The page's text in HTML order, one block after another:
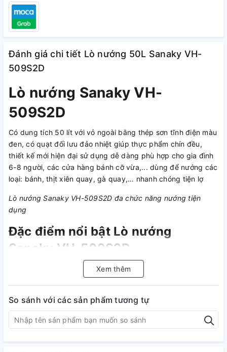
Đánh giá chi tiết Lò nướng 50L Sanaky VH-
509S2D
Lò nướng Sanaky VH-
509S2D
Có dung tích 50 lít với vỏ ngoài bằng thép sơn tĩnh điện màu
đen, có quạt đối lưu đảo nhiệt giúp thực phẩm chín đều,
thiết kế mới hiện đại sử dụng dễ dàng phù hợp cho gia đình
6-8 người, các cửa hàng bánh cỡ vừa,... dùng để nướng các
loại: bánh, thịt xiên quay, gà quay,… nhanh chóng tiện lợ
Lò nướng Sanaky VH-509S2D đa chức năng nướng tiện
dụng
Đặc điểm nổi bật Lò nướng
Sanaky VH-509S2D
- Thiết kế mới hiện đại phù hợp cho mọi không gian bếp.
- Dung tích 50 lít với chất liệu vỏ lò bằng thép sơn tĩnh điện
màu đen
- Có quạt đối lưu đảo nhiệt giúp thực phẩm chín đều hơn
Xem thêm
So sánh với các sản phẩm tương tự